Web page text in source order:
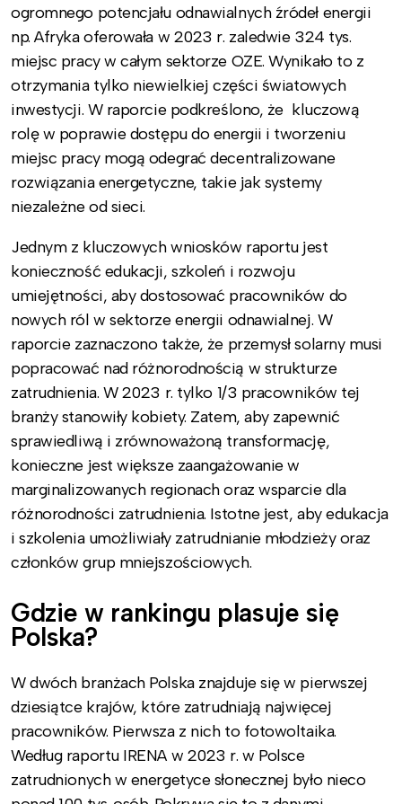
ogromnego potencjału odnawialnych źródeł energii
np. Afryka oferowała w 2023 r. zaledwie 324 tys.
miejsc pracy w całym sektorze OZE. Wynikało to z
otrzymania tylko niewielkiej części światowych
inwestycji. W raporcie podkreślono, że kluczową
rolę w poprawie dostępu do energii i tworzeniu
miejsc pracy mogą odegrać decentralizowane
rozwiązania energetyczne, takie jak systemy
niezależne od sieci.
Jednym z kluczowych wniosków raportu jest
konieczność edukacji, szkoleń i rozwoju
umiejętności, aby dostosować pracowników do
nowych ról w sektorze energii odnawialnej. W
raporcie zaznaczono także, że przemysł solarny musi
popracować nad różnorodnością w strukturze
zatrudnienia. W 2023 r. tylko 1/3 pracowników tej
branży stanowiły kobiety. Zatem, aby zapewnić
sprawiedliwą i zrównoważoną transformację,
konieczne jest większe zaangażowanie w
marginalizowanych regionach oraz wsparcie dla
różnorodności zatrudnienia. Istotne jest, aby edukacja
i szkolenia umożliwiały zatrudnianie młodzieży oraz
członków grup mniejszościowych.
Gdzie w rankingu plasuje się
Polska?
W dwóch branżach Polska znajduje się w pierwszej
dziesiątce krajów, które zatrudniają najwięcej
pracowników. Pierwsza z nich to fotowoltaika.
Według raportu IRENA w 2023 r. w Polsce
zatrudnionych w energetyce słonecznej było nieco